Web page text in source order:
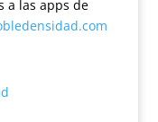
a las apps de